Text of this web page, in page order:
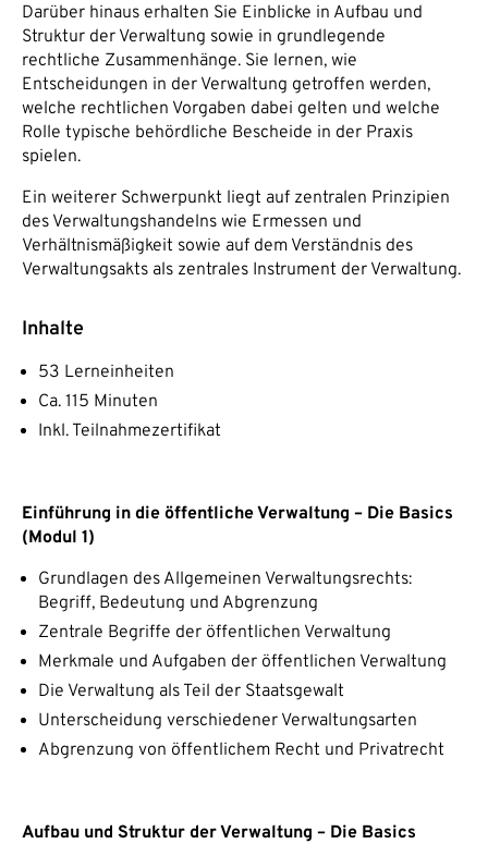
Darüber hinaus erhalten Sie Einblicke in Aufbau und
Struktur der Verwaltung sowie in grundlegende
rechtliche Zusammenhänge. Sie lernen, wie
Entscheidungen in der Verwaltung getroffen werden,
welche rechtlichen Vorgaben dabei gelten und welche
Rolle typische behördliche Bescheide in der Praxis
spielen.
Ein weiterer Schwerpunkt liegt auf zentralen Prinzipien
des Verwaltungshandelns wie Ermessen und
Verhältnismäßigkeit sowie auf dem Verständnis des
Verwaltungsakts als zentrales Instrument der Verwaltung.
Inhalte
53 Lerneinheiten
Ca. 115 Minuten
Inkl. Teilnahmezertifikat
Einführung in die öffentliche Verwaltung – Die Basics
(Modul 1)
Grundlagen des Allgemeinen Verwaltungsrechts:
Begriff, Bedeutung und Abgrenzung
Zentrale Begriffe der öffentlichen Verwaltung
Merkmale und Aufgaben der öffentlichen Verwaltung
Die Verwaltung als Teil der Staatsgewalt
Unterscheidung verschiedener Verwaltungsarten
Abgrenzung von öffentlichem Recht und Privatrecht
Aufbau und Struktur der Verwaltung – Die Basics